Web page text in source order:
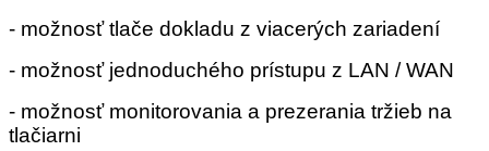
- možnosť tlače dokladu z viacerých zariadení
- možnosť jednoduchého prístupu z LAN / WAN
- možnosť monitorovania a prezerania tržieb na
tlačiarni